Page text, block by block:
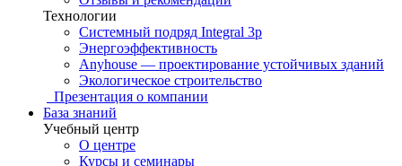
Технологии
Системный подряд Integral 3p
Энергоэффективность
Anyhouse — проектирование устойчивых зданий
Экологическое строительство
Презентация о компании
База знаний
Учебный центр
О центре
Курсы и семинары